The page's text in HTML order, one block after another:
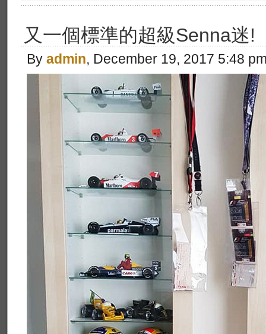
又一個標準的超級Senna迷!
By admin, December 19, 2017 5:48